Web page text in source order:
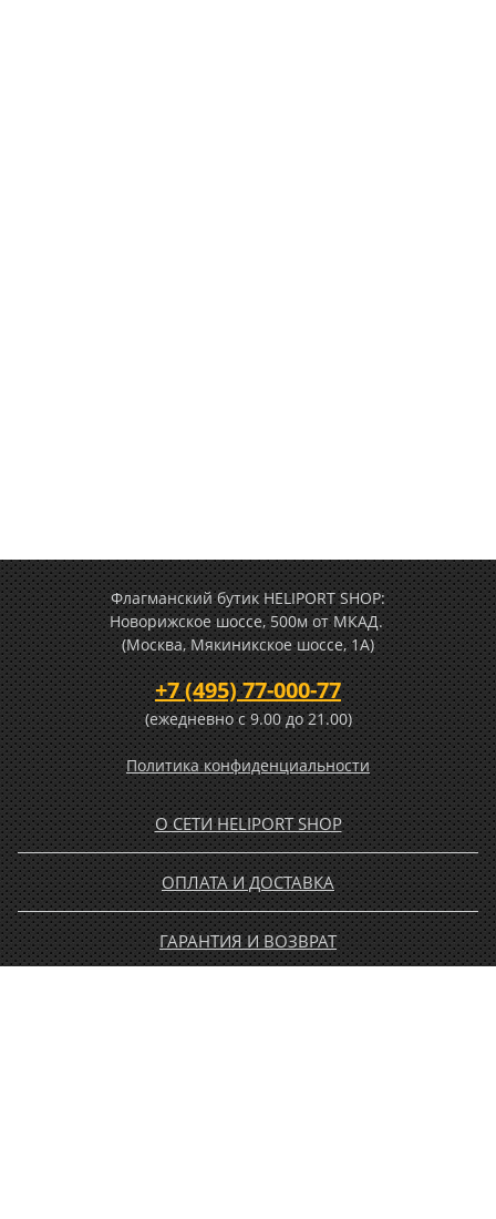
Флагманский бутик HELIPORT SHOP:
Новорижское шоссе, 500м от МКАД.
(Москва, Мякиникское шоссе, 1А)
+7 (495) 77-000-77
(ежедневно c 9.00 до 21.00)
Политика конфиденциальности
О СЕТИ HELIPORT SHOP
ОПЛАТА И ДОСТАВКА
ГАРАНТИЯ И ВОЗВРАТ